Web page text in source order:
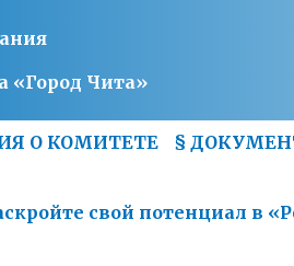
«Город Чита»
О КОМИТЕТЕ §
свой потенциал в